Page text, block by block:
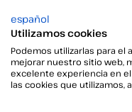
español
Utilizamos cookies
Podemos utilizarlas para el
mejorar nuestro sitio web,
excelente experiencia en
las cookies que utilizamos,